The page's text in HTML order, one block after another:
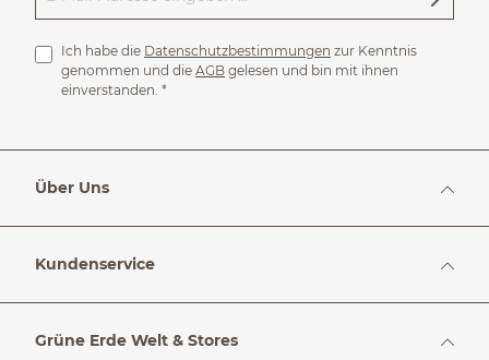
Ich habe die Datenschutzbestimmungen zur Kenntnis
genommen und die AGB gelesen und bin mit ihnen
einverstanden. *
Über Uns
Kundenservice
Grüne Erde Welt & Stores